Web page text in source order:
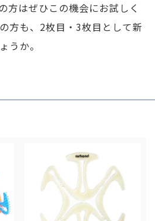
方はぜひこの機会にお試しく
方も、2枚目・3枚目として新
うか。